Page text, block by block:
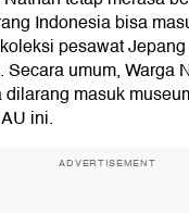
Indonesia bisa
pesawat
umum, Warga
dilarang masuk
ini.
ADVERTISEMENT